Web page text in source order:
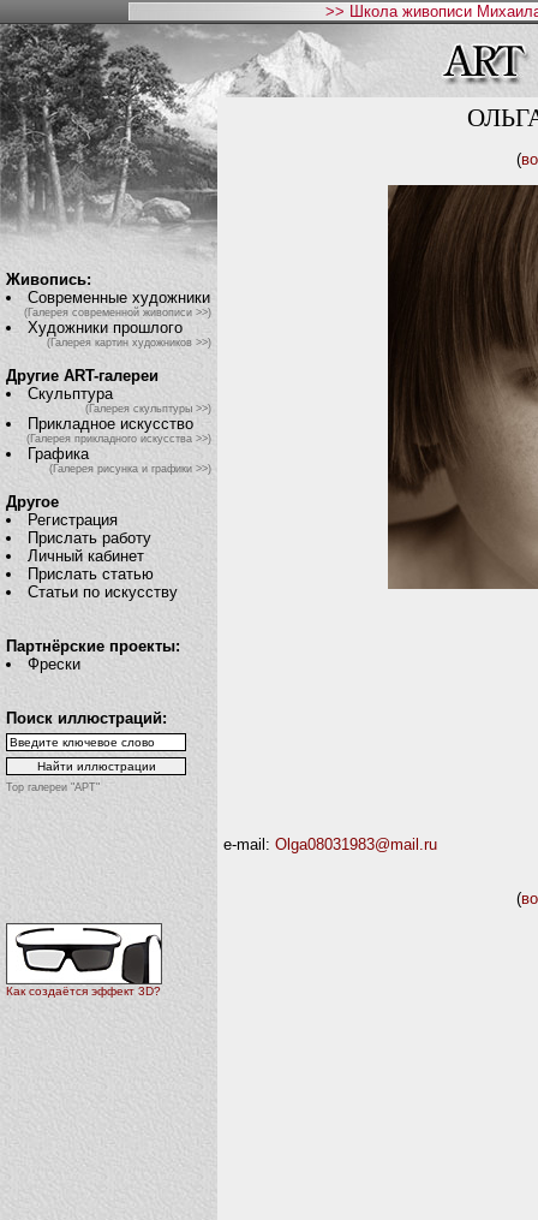
>> Школа живописи
Живопись:
Современные художники
(Галерея современной живописи >>)
Художники прошлого
(Галерея картин художников >>)
Другие ART-галереи
Скульптура
(Галерея скульптуры >>)
Прикладное искусство
(Галерея прикладного искусства >>)
Графика
(Галерея рисунка и графики >>)
Другое
Регистрация
Прислать работу
Личный кабинет
Прислать статью
Статьи по искусству
Партнёрские проекты:
Фрески
Поиск иллюстраций:
Top галереи "АРТ"
Как создаётся эффект 3D?
(
e-mail: Olga08031983@mail.ru
(